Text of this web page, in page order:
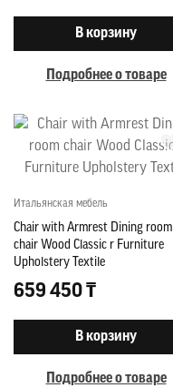
В корзину
Подробнее о товаре
Итальянская мебель
Chair with Armrest Dining room
chair Wood Classic r Furniture
Upholstery Textile
659 450 ₸
В корзину
Подробнее о товаре